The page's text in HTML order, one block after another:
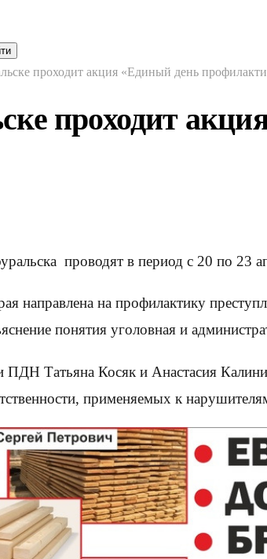
проходит акция «Единый день
проходит
проводят в период с 20 по 23
направлена на профилактику
понятия уголовная и
Татьяна Косяк и Анастасия
применяемых к